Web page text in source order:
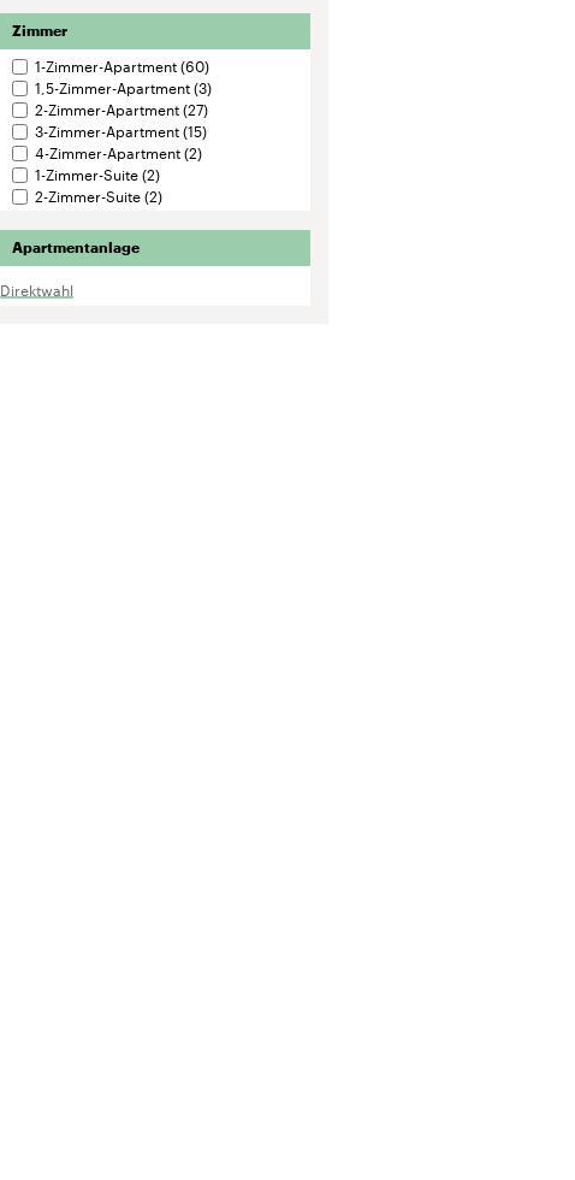
Zimmer
1-Zimmer-Apartment(60)
1,5-Zimmer-Apartment(3)
2-Zimmer-Apartment(27)
3-Zimmer-Apartment(15)
4-Zimmer-Apartment(2)
1-Zimmer-Suite(2)
2-Zimmer-Suite(2)
Apartmentanlage
Direktwahl